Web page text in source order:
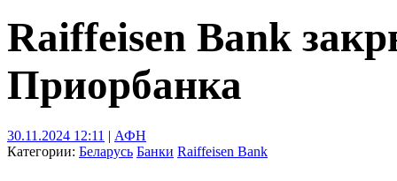
Raiffeisen Bank
Приорбанка
30.11.2024 12:11 | АФН
Категории: Беларусь Банки Raiffeisen Bank